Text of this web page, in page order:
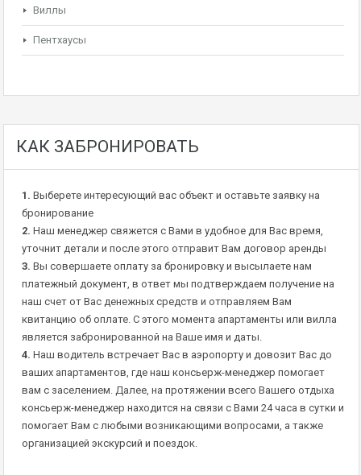
Виллы
Пентхаусы
КАК ЗАБРОНИРОВАТЬ
1. Выберете интересующий вас объект и оставьте заявку на
бронирование
2. Наш менеджер свяжется с Вами в удобное для Вас время,
уточнит детали и после этого отправит Вам договор аренды
3. Вы совершаете оплату за бронировку и высылаете нам
платежный документ, в ответ мы подтверждаем получение на
наш счет от Вас денежных средств и отправляем Вам
квитанцию об оплате. С этого момента апартаменты или вилла
является забронированной на Ваше имя и даты.
4. Наш водитель встречает Вас в аэропорту и довозит Вас до
ваших апартаментов, где наш консьерж-менеджер помогает
вам с заселением. Далее, на протяжении всего Вашего отдыха
консьерж-менеджер находится на связи с Вами 24 часа в сутки и
помогает Вам с любыми возникающими вопросами, а также
организацией экскурсий и поездок.